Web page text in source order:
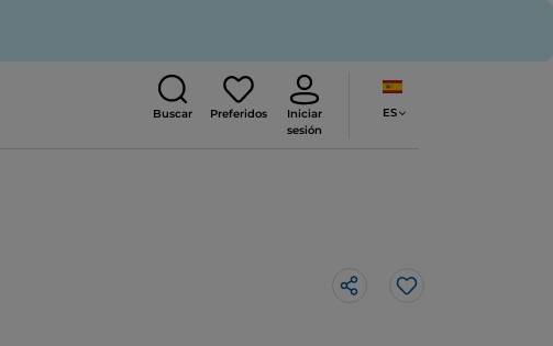
Buscar Preferidos
Iniciar
sesión
ES
Me gusta